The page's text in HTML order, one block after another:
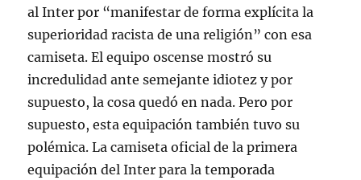
al Inter por “manifestar de forma explícita la
superioridad racista de una religión” con esa
camiseta. El equipo oscense mostró su
incredulidad ante semejante idiotez y por
supuesto, la cosa quedó en nada. Pero por
supuesto, esta equipación también tuvo su
polémica. La camiseta oficial de la primera
equipación del Inter para la temporada